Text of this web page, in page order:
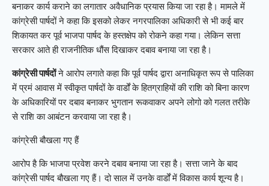
बनाकर कार्य कराने का लगातार अवैधानिक प्रयास किया जा रहा है। मामले में
कांग्रेसी पार्षदों ने कहा कि इसको लेकर नगरपालिका अधिकारी से भी कई बार
शिकायत कर पूर्व भाजपा पार्षद के हस्तक्षेप को रोकने कहा गया। लेकिन सत्ता
सरकार आते ही राजनीतिक धौंस दिखाकर दबाव बनाया जा रहा है।
कांग्रेसी पार्षदोंने आरोप लगाते कहा कि पूर्व पार्षद द्वारा अनाधिकृत रूप से पालिका
में प्रमं आवास में स्वीकृत पार्षदों के वार्डों के हितग्राहियों की राशि को बिना कारण
के अधिकारियों पर दबाव बनाकर भुगतान रूकवाकर अपने लोगो को गलत तरीके
से राशि का आबंटन करवाया जा रहा है।
कांग्रेसी बौखला गए हैं
आरोप है कि भाजपा प्रवेश करने दबाव बनाया जा रहा है। सत्ता जाने के बाद
कांग्रेसी पार्षद बौखला गए हैं। दो साल में उनके वार्डों में विकास कार्य शून्य है।